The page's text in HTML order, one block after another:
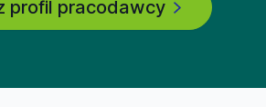
profil pracodawcy